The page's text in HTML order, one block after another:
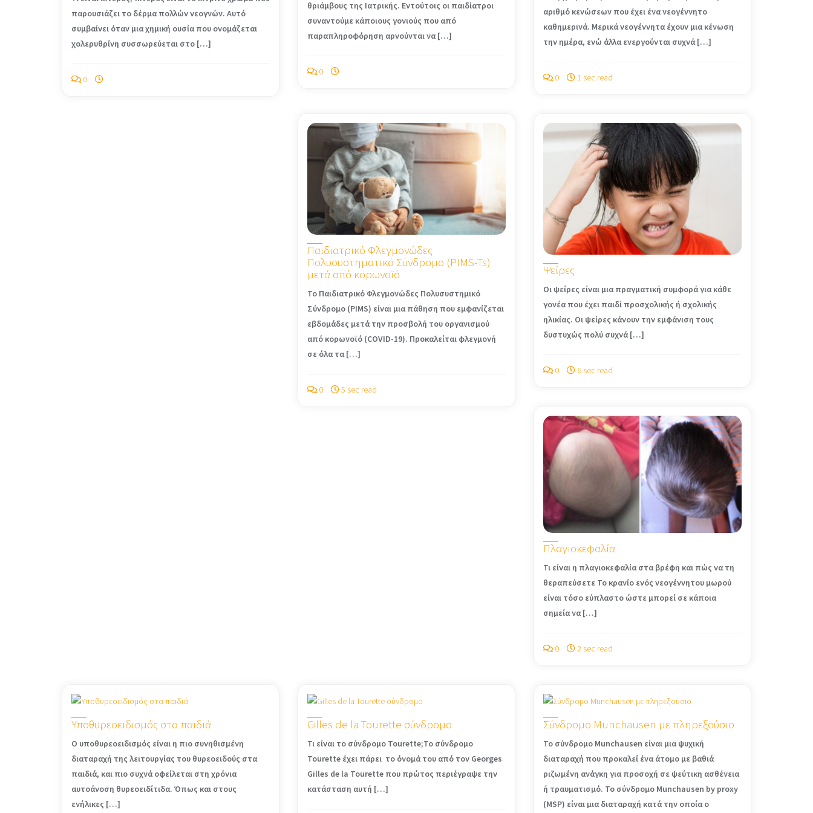
παρουσιάζει το δέρμα πολλών νεογνών. Αυτό
συμβαίνει όταν μια χημική ουσία που ονομάζεται
χολερυθρίνη συσσωρεύεται στο […]
0
θριάμβους της Ιατρικής. Εντούτοις οι παιδίατροι
συναντούμε κάποιους γονιούς που από
παραπληροφόρηση αρνούνται να […]
0
αριθμό κενώσεων που έχει ένα νεο­γέννητο
καθημερινά. Μερικά νεογέννητα έχουν μια κένωση
την ημέρα, ενώ άλλα ενερ­γούνται συχνά […]
0 1 sec read
Παιδιατρικό Φλεγμονώδες
Πολυσυστηματικό Σύνδρομο (PIMS-Ts)
μετά από κορωνοϊό
Το Παιδιατρικό Φλεγμονώδες Πολυσυστημικό
Σύνδρομο (PIMS) είναι μια πάθηση που εμφανίζεται
εβδομάδες μετά την προσβολή του οργανισμού
από κορωνοϊό (COVID-19). Προκαλείται φλεγμονή
σε όλα τα […]
0 5 sec read
Ψείρες
Οι ψείρες είναι μια πραγματική συμφορά για κάθε
γονέα που έχει παιδί προσχολικής ή σχολικής
ηλικίας. Οι ψείρες κάνουν την εμφάνιση τους
δυστυχώς πολύ συχνά […]
0 6 sec read
Πλαγιοκεφαλία
Τι είναι η πλαγιοκεφαλία στα βρέφη και πώς να τη
θεραπεύσετε Το κρανίο ενός νεογέννητου μωρού
είναι τόσο εύπλαστο ώστε μπορεί σε κάποια
σημεία να […]
0 2 sec read
Υποθυρεοειδισμός στα παιδιά
Ο υποθυρεοειδισμός είναι η πιο συνηθισμένη
διαταραχή της λειτουργίας του θυρεοειδούς στα
παιδιά, και πιο συχνά οφείλεται στη χρόνια
αυτοάνοση θυρεοειδίτιδα. Όπως και στους
ενήλικες […]
Gilles de la Tourette σύνδρομo
Τι είναι το σύνδρομο Tourette;Το σύνδρομο
Tourette έχει πάρει το όνομά του από τον Georges
Gilles de la Tourette που πρώτος περιέγραψε την
κατάσταση αυτή […]
Σύνδρομο Munchausen με πληρεξούσιο
Το σύνδρομο Munchausen είναι μια ψυχική
διαταραχή που προκαλεί ένα άτομο με βαθιά
ριζωμένη ανάγκη για προσοχή σε ψεύτικη ασθένεια
ή τραυματισμό. Το σύνδρομο Munchausen by proxy
(MSP) είναι μια διαταραχή κατά την οποία ο